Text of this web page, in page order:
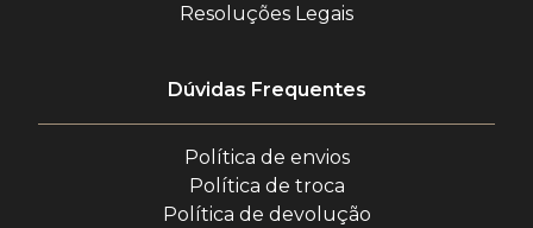
Resoluções Legais
Dúvidas Frequentes
Política de envios
Política de troca
Política de devolução